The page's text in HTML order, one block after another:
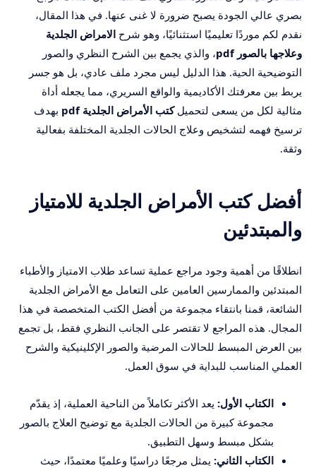
بصري عالي الجودة يصبح ضرورة لا غنى عنها. في هذا المقال،
نقدم لكم موردًا تعليميًا استثنائيًا، وهو شرح الامراض الجلدية
وعلاجها بالصور pdf
، والذي يجمع بين الشرح النظري والصور
التوضيحية الحية. هذا الدليل ليس مجرد ملف عادي، بل هو جسر
يربط بين معرفتك الأكاديمية والواقع السريري، مما يجعله أداة
مثالية لكل من يسعى لتحميلكتب الأمراض الجلدية pdf
بهدف
ترسيخ فهمه لتشخيص وعلاج الحالات الجلدية المختلفة بفعالية
وثقة.
أفضل كتب الأمراض الجلدية للامتياز
والمبتدئين
انطلاقًا من أهمية وجود مراجع عملية تساعد طلاب الامتياز والأطباء
المبتدئين والممارسين العامين على التعامل مع الأمراض الجلدية
الشائعة، قمنا بانتقاء مجموعة من أفضل الكتب المتخصصة في هذا
المجال. هذه المراجع لا تقتصر على الجانب النظري فقط، بل تجمع
بين العرض المبسط للحالات المرضية والصور الإكلينيكية والشرح
العملي المناسب للبداية في سوق العمل.
الكتاب الأول: يعد الأكثر تكاملاً من الناحية العملية، إذ يقدّم
مجموعة كبيرة من الحالات الجلدية مع توضيح العلاج بالصور
بشكل مبسط وسهل التطبيق.
الكتاب الثاني: يمثل مرجعًا دراسيًا وعلميًا معتمدًا، حيث